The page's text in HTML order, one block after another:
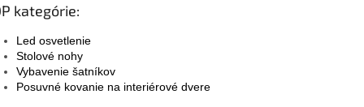
kategórie:
Led osvetlenie
Stolové nohy
Vybavenie šatníkov
Posuvné kovanie na interiérové dvere